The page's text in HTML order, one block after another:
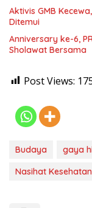
Aktivis GMB
Ditemui
Anniversary ke-6,
Sholawat Bersama
Post Views:
Budaya gaya
Nasihat Kesehatan